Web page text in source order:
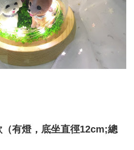
有燈，底坐直徑12cm;總